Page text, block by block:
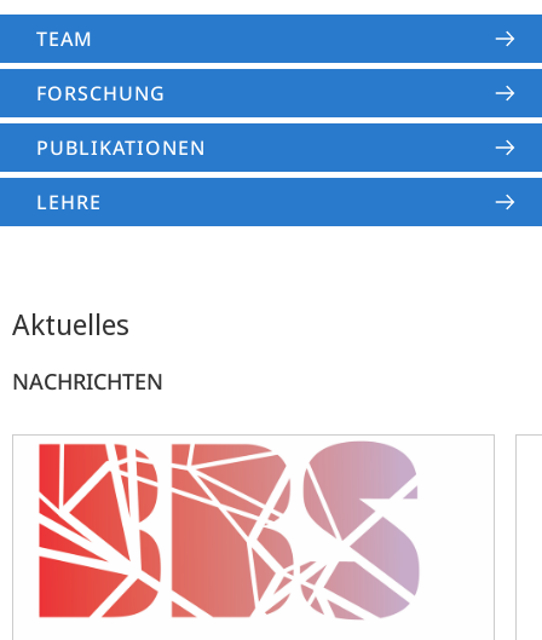
TEAM
FORSCHUNG
PUBLIKATIONEN
LEHRE
Aktuelles
NACHRICHTEN